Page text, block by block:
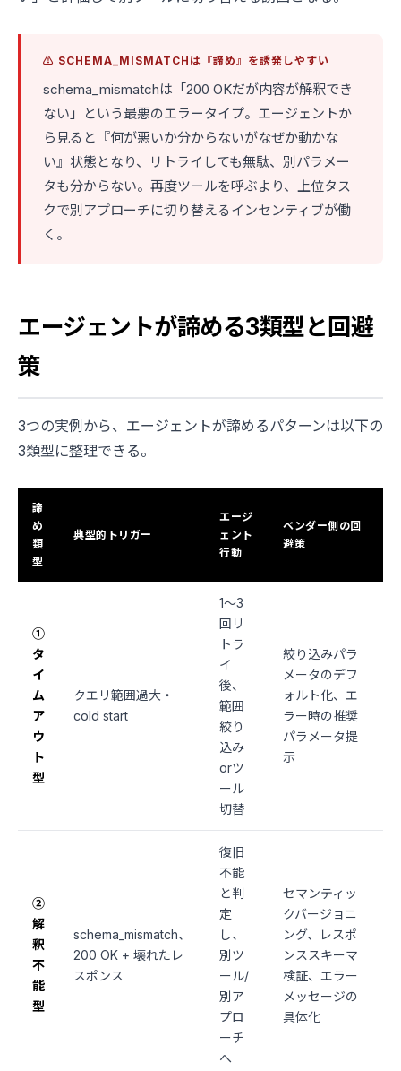
⚠️ SCHEMA_MISMATCHは『諦め』を誘発しやすい
schema_mismatchは「200 OKだが内容が解釈でき
ない」という最悪のエラータイプ。エージェントか
ら見ると『何が悪いか分からないがなぜか動かな
い』状態となり、リトライしても無駄、別パラメー
タも分からない。再度ツールを呼ぶより、上位タス
クで別アプローチに切り替えるインセンティブが働
く。
エージェントが諦める3類型と回避
策
3つの実例から、エージェントが諦めるパターンは以下の
3類型に整理できる。
諦
め
類
型
典型的トリガー
エージ
ェント
行動
ベンダー側の回
避策
①
タ
イ
ム
ア
ウ
ト
型
クエリ範囲過大・
cold start
1〜3
回リ
トラ
イ
後、
範囲
絞り
込み
orツ
ール
切替
絞り込みパラ
メータのデフ
ォルト化、エ
ラー時の推奨
パラメータ提
示
②
解
釈
不
能
型
schema_mismatch、
200 OK + 壊れたレ
スポンス
復旧
不能
と判
定
し、
別ツ
ール/
別ア
プロ
ーチ
へ
セマンティッ
クバージョニ
ング、レスポ
ンススキーマ
検証、エラー
メッセージの
具体化